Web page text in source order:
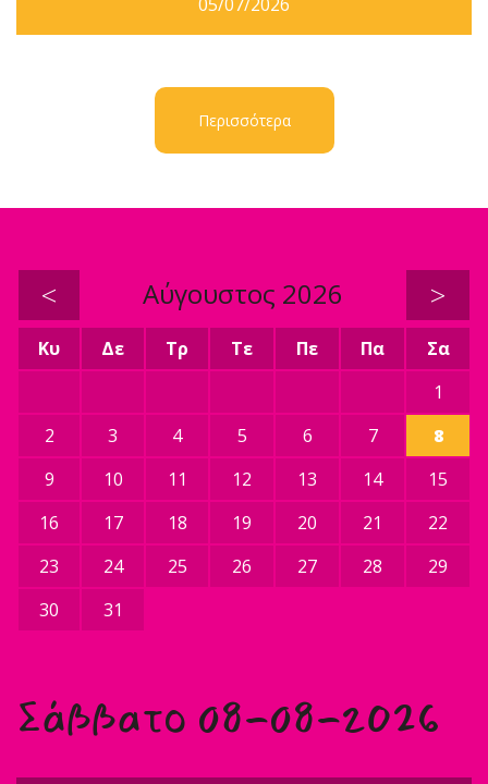
Περισσότερα
< Αύγουστος 2026 >
Κυ Δε Τρ Τε Πε Πα
Σα
1
2
3 4 5 6 7
8
9
10 11 12 13 14
15
16
17 18 19 20 21
22
23
24 25 26 27 28
29
30
31
Σάββατο 08-08-2026